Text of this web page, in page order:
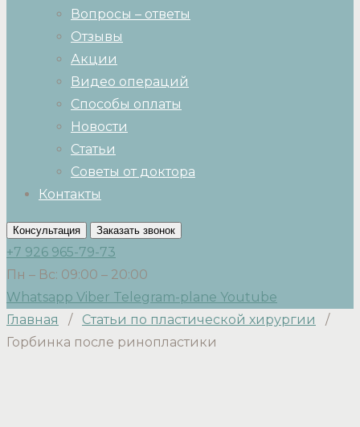
Вопросы – ответы
Отзывы
Акции
Видео операций
Способы оплаты
Новости
Статьи
Советы от доктора
Контакты
Консультация Заказать звонок
+7 926 965-79-73
Пн – Вс: 09:00 – 20:00
Whatsapp Viber Telegram-plane Youtube
Главная
/ Статьи по пластической хирургии
/
Горбинка после ринопластики